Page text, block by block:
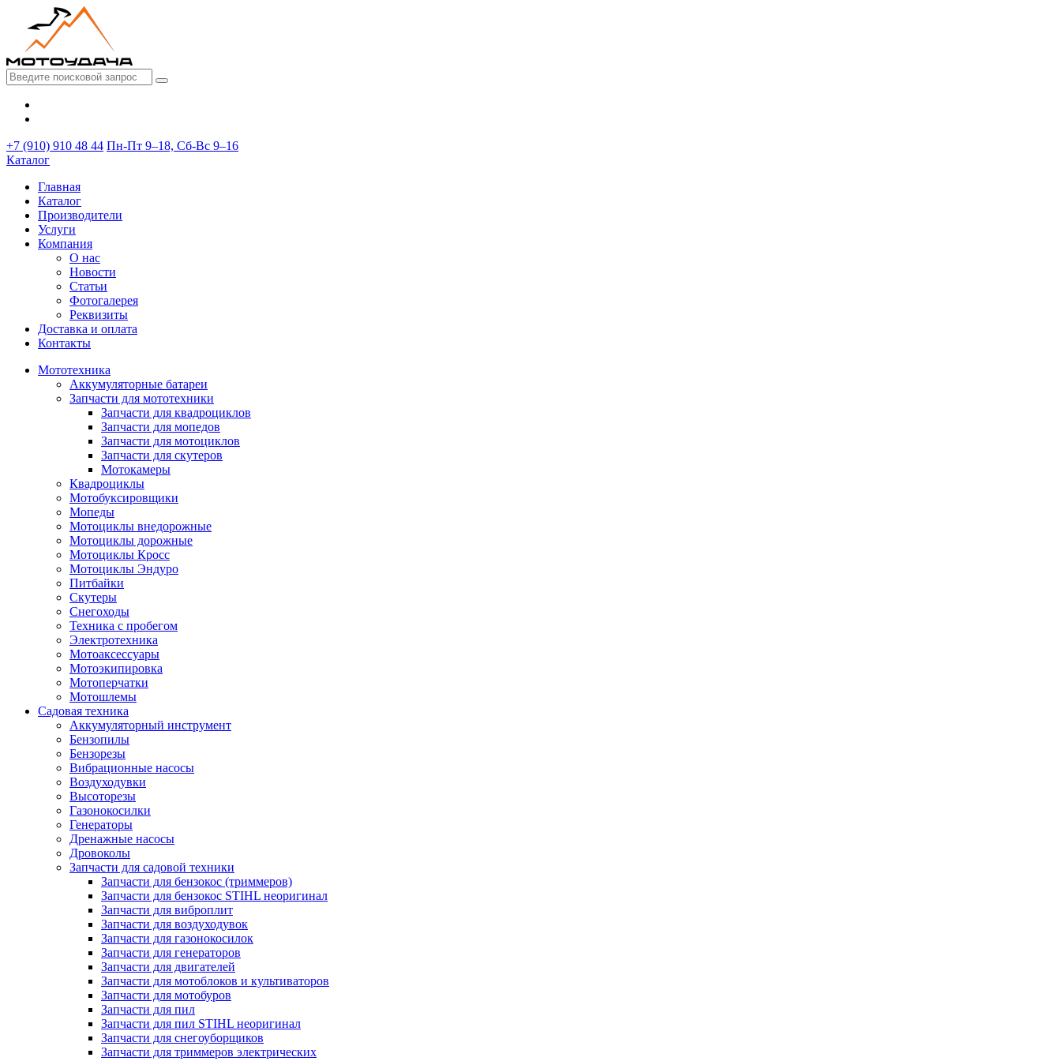
+7 (910) 910 48 44 Пн-Пт 9–18, Сб-Вс 9–16
Каталог
Главная
Каталог
Производители
Услуги
Компания
О нас
Новости
Статьи
Фотогалерея
Реквизиты
Доставка и оплата
Контакты
Мототехника
Аккумуляторные батареи
Запчасти для мототехники
Запчасти для квадроциклов
Запчасти для мопедов
Запчасти для мотоциклов
Запчасти для скутеров
Мотокамеры
Квадроциклы
Мотобуксировщики
Мопеды
Мотоциклы внедорожные
Мотоциклы дорожные
Мотоциклы Кросс
Мотоциклы Эндуро
Питбайки
Скутеры
Снегоходы
Техника с пробегом
Электротехника
Мотоаксессуары
Мотоэкипировка
Мотоперчатки
Мотошлемы
Садовая техника
Аккумуляторный инструмент
Бензопилы
Бензорезы
Вибрационные насосы
Воздуходувки
Высоторезы
Газонокосилки
Генераторы
Дренажные насосы
Дровоколы
Запчасти для садовой техники
Запчасти для бензокос (триммеров)
Запчасти для бензокос STIHL неоригинал
Запчасти для виброплит
Запчасти для воздуходувок
Запчасти для газонокосилок
Запчасти для генераторов
Запчасти для двигателей
Запчасти для мотоблоков и культиваторов
Запчасти для мотобуров
Запчасти для пил
Запчасти для пил STIHL неоригинал
Запчасти для снегоуборщиков
Запчасти для триммеров электрических